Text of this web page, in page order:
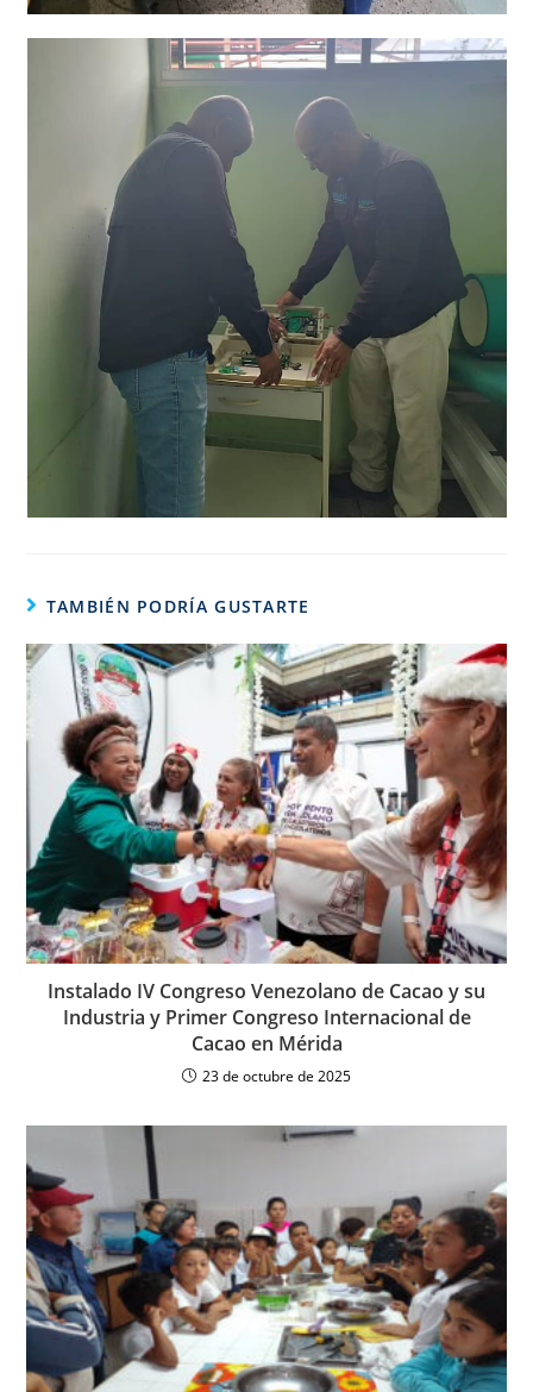
TAMBIÉN PODRÍA GUSTARTE
Instalado IV Congreso Venezolano de Cacao y su
Industria y Primer Congreso Internacional de
Cacao en Mérida
23 de octubre de 2025